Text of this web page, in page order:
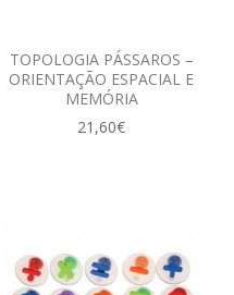
TOPOLOGIA PÁSSAROS –
ORIENTAÇÃO ESPACIAL E
MEMÓRIA
21,60€